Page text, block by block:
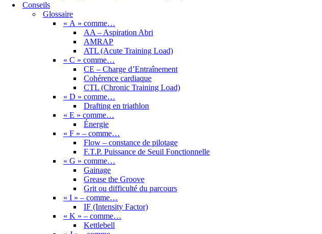
Conseils
Glossaire
« A » comme…
AA – Aspiration Abri
AMRAP
ATL (Acute Training Load)
« C » comme…
CE – Charge d’Entraînement
Cohérence cardiaque
CTL (Chronic Training Load)
« D » comme…
Drafting en triathlon
« E » comme…
Énergie
« F » – comme…
Flow – constance de pilotage
F.T.P. Puissance de Seuil Fonctionnelle
« G » comme…
Gainage
Grease the Groove
Grit ou difficulté du parcours
« I » – comme…
IF (Intensity Factor)
« K » – comme…
Kettlebell